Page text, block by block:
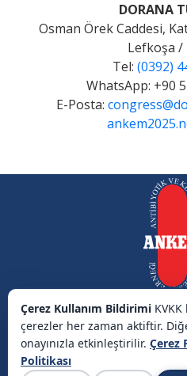
DORANA
Osman Örek Caddesi,
Lefkoşa /
Tel: (0392)
WhatsApp: +90
E-Posta:
Çerez Kullanım Bildirimi
çerezler her zaman aktiftir.
onayınızla etkinleştirilir. Çerez
Politikası